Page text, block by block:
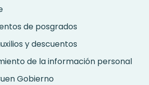
de posgrados
y descuentos
de la información personal
Gobierno